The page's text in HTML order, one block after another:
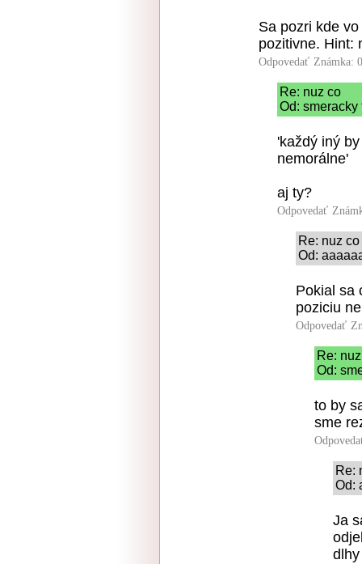
Sa pozri kde
pozitivne. Hint:
Odpovedať Známka:
Re: nuz co
Od:
'každý iný
nemorálne'
aj ty?
Odpovedať
Re: nuz co
Od:
Pokial sa
poziciu
Odpovedať
Re:
Od:
to by
sme
Re:
Od:
Ja